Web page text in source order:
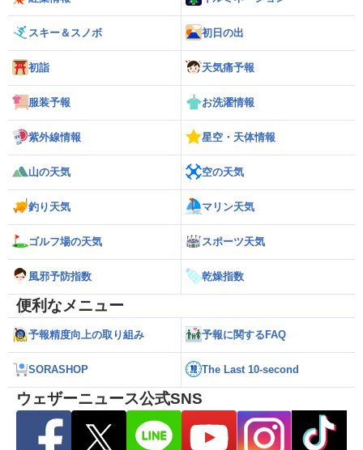
スキー＆スノボ 初日の出
初詣 天気痛予報
服装予報 お洗濯情報
紫外線情報 星空・天体情報
山の天気 空の天気
釣り天気 マリン天気
ゴルフ場の天気 スポーツ天気
風邪予防指数 乾燥指数
便利なメニュー
予報精度向上の取り組み 予報に関するFAQ
SORASHOP The Last 10-second
ウェザーニュース公式SNS